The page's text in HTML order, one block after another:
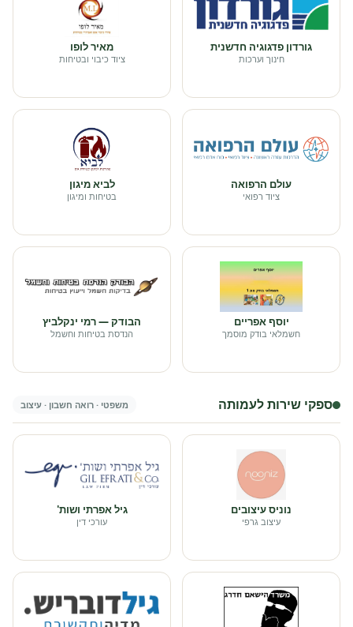
גורדון פדגוגיה חדשנית
חינוך וערכות
מאיר לופו
ציוד כיבוי ובטיחות
עולם הרפואה
ציוד רפואי
לביא מיגון
בטיחות ומיגון
יוסף אפריים
חשמלאי בודק מוסמך
הבודק — רמי ינקלביץ
הנדסת בטיחות וחשמל
ספקי שירות לעמותה משפטי · רואה חשבון · עיצוב
נוניס עיצובים
עיצוב גרפי
גיל אפרתי ושות'
עורכי דין